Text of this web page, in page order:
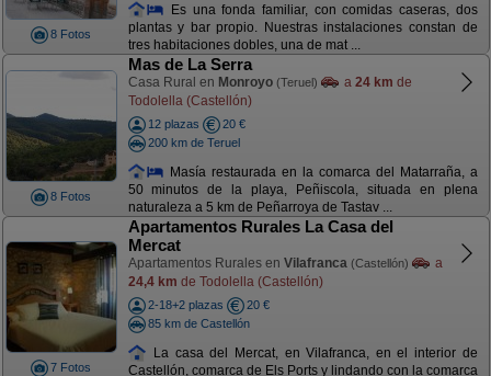
8 Fotos
Es una fonda familiar, con comidas caseras, dos
plantas y bar propio. Nuestras instalaciones constan de
tres habitaciones dobles, una de mat ...
8 Fotos
Mas de La Serra
Casa Rural en Monroyo (Teruel) a 24 km de
Todolella (Castellón)
12 plazas
20 €
200 km de Teruel
Masía restaurada en la comarca del Matarraña, a
50 minutos de la playa, Peñiscola, situada en plena
naturaleza a 5 km de Peñarroya de Tastav ...
7 Fotos
Apartamentos Rurales La Casa del
Mercat
Apartamentos Rurales en Vilafranca (Castellón)
a
24,4 km de Todolella (Castellón)
2-18+2 plazas
20 €
85 km de Castellón
La casa del Mercat, en Vilafranca, en el interior de
Castellón, comarca de Els Ports y lindando con la comarca